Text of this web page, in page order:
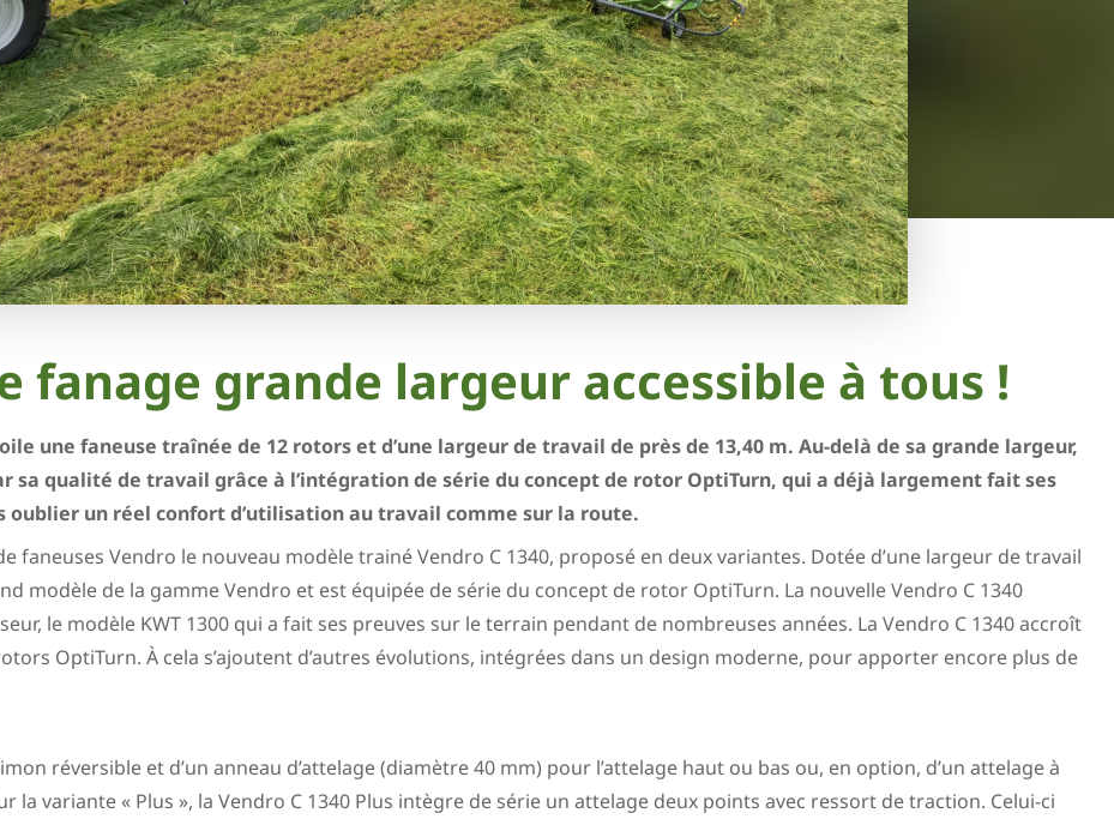
fanage grande largeur accessible à tous !
une faneuse traînée de 12 rotors et d’une largeur de travail de près de 13,40 m. Au-delà de sa grande largeur,
sa qualité de travail grâce à l’intégration de série du concept de rotor OptiTurn, qui a déjà largement fait ses
oublier un réel confort d’utilisation au travail comme sur la route.
faneuses Vendro le nouveau modèle trainé Vendro C 1340, proposé en deux variantes. Dotée d’une largeur de travail
modèle de la gamme Vendro et est équipée de série du concept de rotor OptiTurn. La nouvelle Vendro C 1340
le modèle KWT 1300 qui a fait ses preuves sur le terrain pendant de nombreuses années. La Vendro C 1340 accroît
OptiTurn. À cela s’ajoutent d’autres évolutions, intégrées dans un design moderne, pour apporter encore plus de
réversible et d’un anneau d’attelage (diamètre 40 mm) pour l’attelage haut ou bas ou, en option, d’un attelage à
la variante « Plus », la Vendro C 1340 Plus intègre de série un attelage deux points avec ressort de traction. Celui-ci